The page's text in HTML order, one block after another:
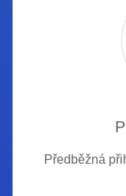
Předběžná